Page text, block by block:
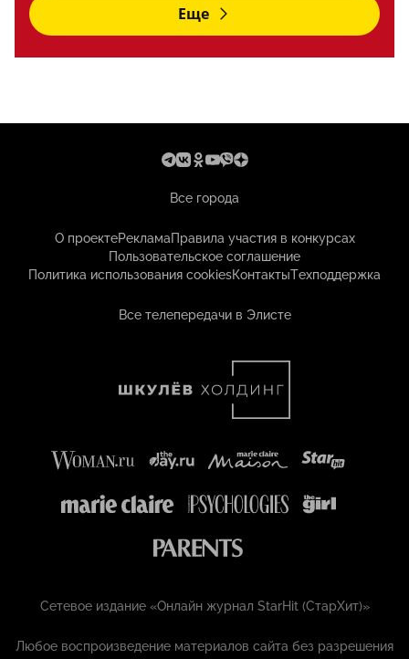
Еще
Все города
О проектеРекламаПравила участия в конкурсах
Пользовательское соглашение
Политика использования cookiesКонтактыТехподдержка
Все телепередачи в Элисте
Сетевое издание «Онлайн журнал StarHit (СтарХит)»
Любое воспроизведение материалов сайта без разрешения